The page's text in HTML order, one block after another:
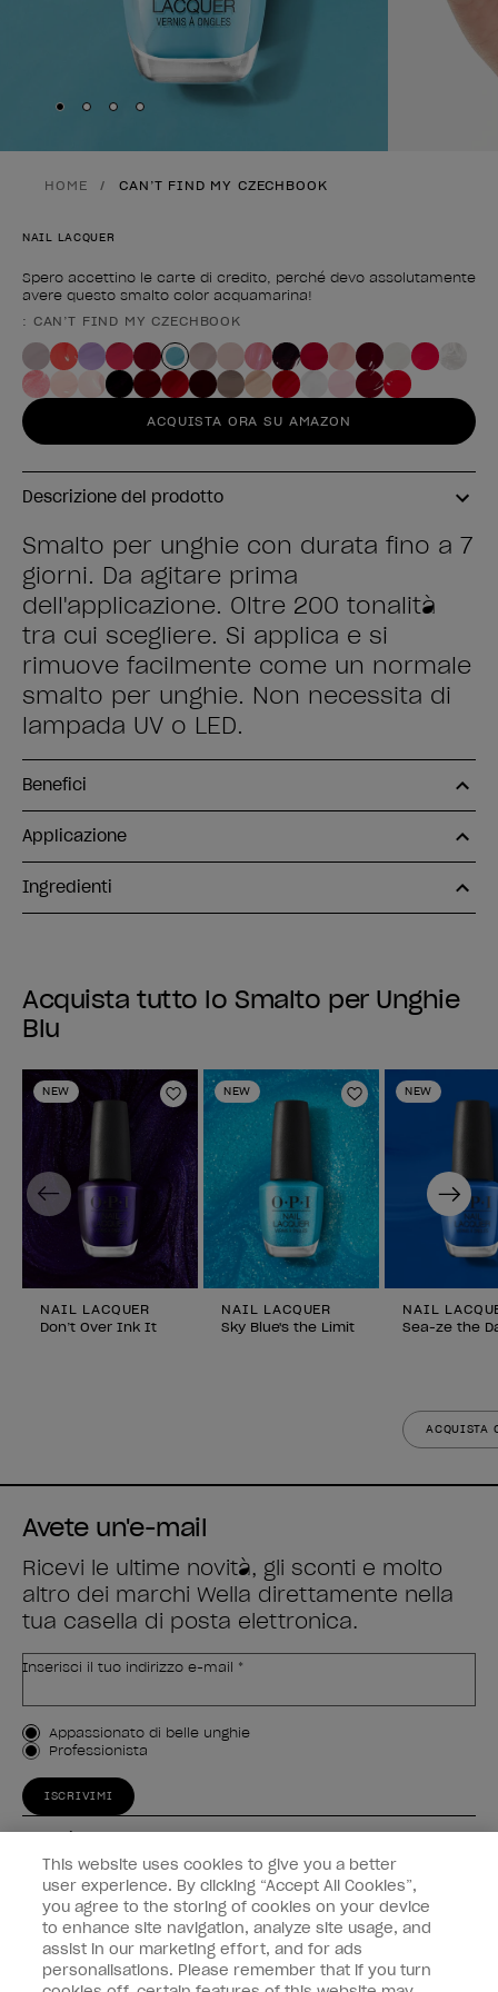
Skip to slide
Skip to slide
Skip to slide
Skip to slide
HOME CAN’T FIND MY CZECHBOOK
NAIL LACQUER
Spero accettino le carte di credito, perché devo assolutamente
avere questo smalto color acquamarina!
Forma del prodotto
: CAN’T FIND MY CZECHBOOK
ACQUISTA ORA SU AMAZON
Descrizione del prodotto
Smalto per unghie con durata fino a 7
giorni. Da agitare prima
dell'applicazione. Oltre 200 tonalità
tra cui scegliere. Si applica e si
rimuove facilmente come un normale
smalto per unghie. Non necessita di
lampada UV o LED.
Benefici
Applicazione
Ingredienti
Acquista tutto lo Smalto per Unghie
Blu
NEW
Aggiungi alla lista dei desideri
NAIL LACQUER
Don’t Over Ink It
NEW
Aggiungi alla
NAIL LACQUER
Sky Blue's the Limit
NEW
NAIL
Sea-ze the
ACQUISTA
Previous Next
Avete un'e-mail
Ricevi le ultime novità, gli sconti e molto
altro dei marchi Wella direttamente nella
tua casella di posta elettronica.
Inserisci il tuo indirizzo e-mail *
Tipo di cliente
Appassionato di belle unghie
Professionista
ISCRIVIMI
Esperienza
Collegati
Informazioni sul cliente
This website uses cookies to give you a better
user experience. By clicking “Accept All Cookies”,
you agree to the storing of cookies on your device
to enhance site navigation, analyze site usage, and
assist in our marketing effort, and for ads
personalisations. Please remember that if you turn